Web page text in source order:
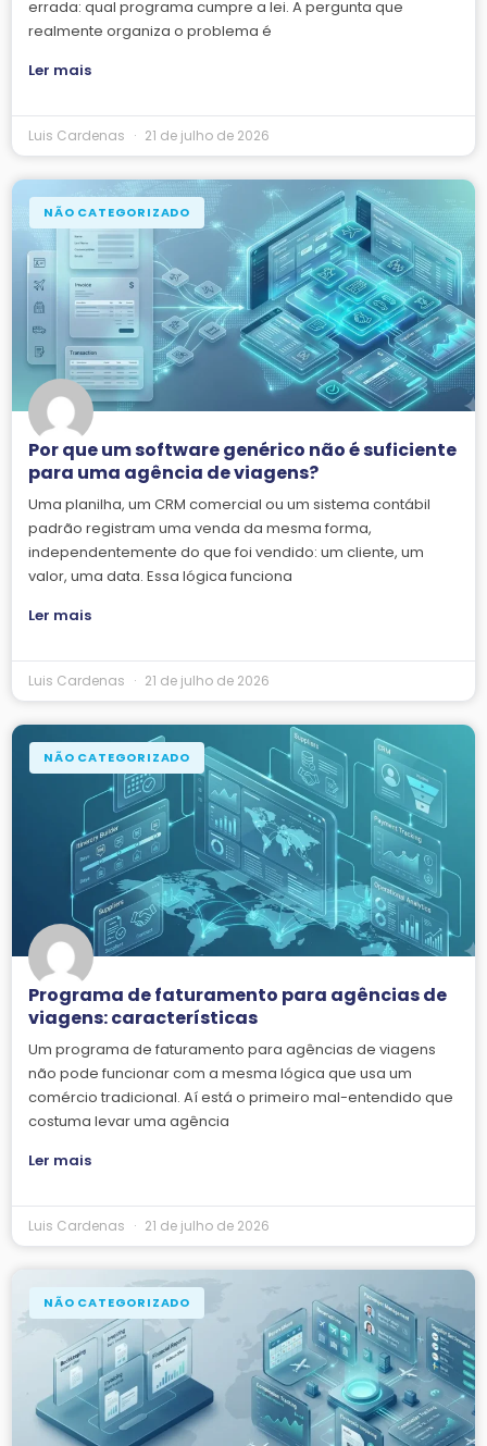
errada: qual programa cumpre a lei. A pergunta que
realmente organiza o problema é
Ler mais
Luis Cardenas 21 de julho de 2026
NÃO CATEGORIZADO
Por que um software genérico não é suficiente
para uma agência de viagens?
Uma planilha, um CRM comercial ou um sistema contábil
padrão registram uma venda da mesma forma,
independentemente do que foi vendido: um cliente, um
valor, uma data. Essa lógica funciona
Ler mais
Luis Cardenas 21 de julho de 2026
NÃO CATEGORIZADO
Programa de faturamento para agências de
viagens: características
Um programa de faturamento para agências de viagens
não pode funcionar com a mesma lógica que usa um
comércio tradicional. Aí está o primeiro mal-entendido que
costuma levar uma agência
Ler mais
Luis Cardenas 21 de julho de 2026
NÃO CATEGORIZADO